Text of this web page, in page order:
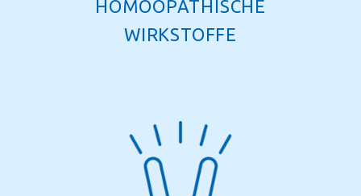
HOMÖOPATHISCHE
WIRKSTOFFE